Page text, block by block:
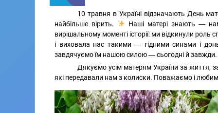
10 травня в Україні відзначають День
найбільше вірить.
Наші матері знають ―
вирішальному моменті історії: ми відкинули роль
і виховала нас такими ― гідними синами і
завдячуємо їм нашою силою ― сьогодні й завжди.
Дякуємо усім матерям України за життя, за
які передавали нам з колиски. Поважаємо і